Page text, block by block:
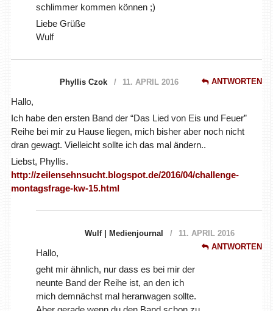
schlimmer kommen können ;)
Liebe Grüße
Wulf
Phyllis Czok 11. APRIL 2016 ANTWORTEN
Hallo,
Ich habe den ersten Band der “Das Lied von Eis und Feuer”
Reihe bei mir zu Hause liegen, mich bisher aber noch nicht
dran gewagt. Vielleicht sollte ich das mal ändern..
Liebst, Phyllis.
http://zeilensehnsucht.blogspot.de/2016/04/challenge-
montagsfrage-kw-15.html
Wulf | Medienjournal
11. APRIL 2016
ANTWORTEN
Hallo,
geht mir ähnlich, nur dass es bei mir der
neunte Band der Reihe ist, an den ich
mich demnächst mal heranwagen sollte.